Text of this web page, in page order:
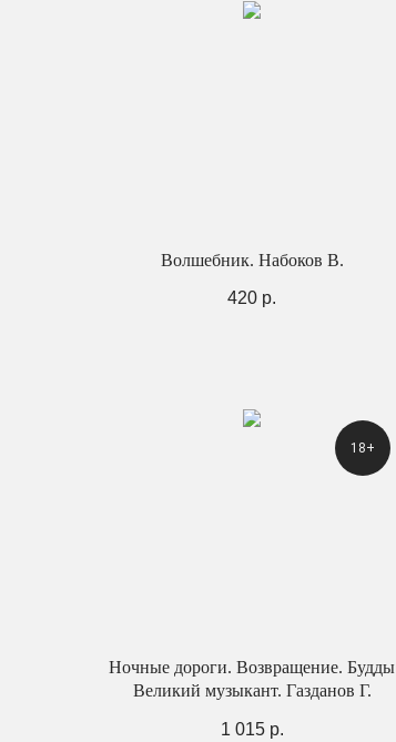
Волшебник. Набоков В.
420 р.
18+
Ночные дороги. Возвращение. Будды
Великий музыкант. Газданов Г.
1 015 р.